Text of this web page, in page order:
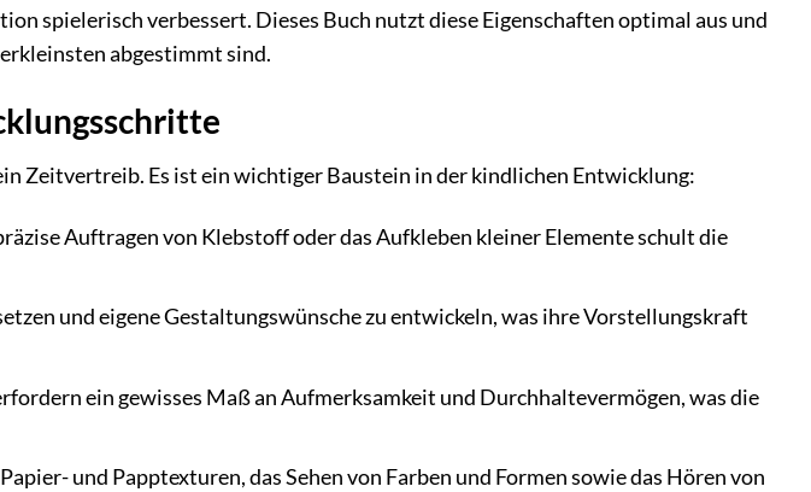
spielerisch verbessert. Dieses Buch nutzt diese Eigenschaften optimal aus und
abgestimmt sind.
Zeitvertreib. Es ist ein wichtiger Baustein in der kindlichen Entwicklung:
Auftragen von Klebstoff oder das Aufkleben kleiner Elemente schult die
und eigene Gestaltungswünsche zu entwickeln, was ihre Vorstellungskraft
ein gewisses Maß an Aufmerksamkeit und Durchhaltevermögen, was die
und Papptexturen, das Sehen von Farben und Formen sowie das Hören von